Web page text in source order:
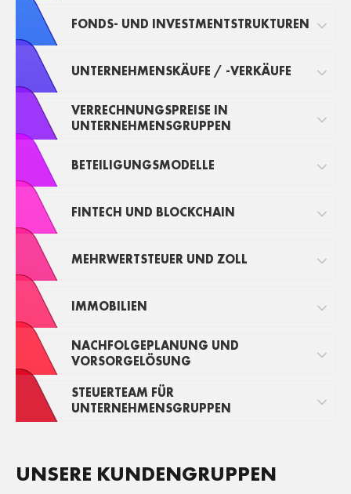
FONDS- UND INVESTMENTSTRUKTUREN
UNTERNEHMENSKÄUFE / -VERKÄUFE
VERRECHNUNGSPREISE IN
UNTERNEHMENSGRUPPEN
BETEILIGUNGSMODELLE
FINTECH UND BLOCKCHAIN
MEHRWERTSTEUER UND ZOLL
IMMOBILIEN
NACHFOLGEPLANUNG UND
VORSORGELÖSUNG
STEUERTEAM FÜR
UNTERNEHMENSGRUPPEN
UNSERE KUNDENGRUPPEN